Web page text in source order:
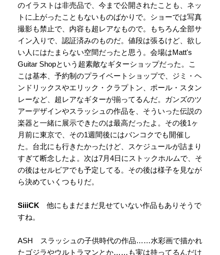
のイラストは非売品で、今まで公開されたことも、ネッ
トに上がったこともないものばかりで。ショーでは写真
撮影も禁止で、内容も超レアなもので。もちろん全部サ
イン入りで、認証済みのものだ。値段は張るけど、欲し
い人にはたまらない空間だったと思う。会場はMatt's
Guitar Shopという超素敵なギターショップだった。こ
こは基本、予約制のプライベートショップで、ジミ・ヘ
ンドリックスやエリック・クラプトン、ポール・スタン
レーなど、超レアなギターが揃ってるんだ。ガンズのツ
アーデザインやスラッシュの作品を、そういった伝説の
楽器と一緒に展示できたのは最高だったよ。その後1ヶ
月前に東京で、その1週間後にはバンコクでも開催し
た。台北にも行きたかったけど、スケジュールが詰まり
すぎて断念したよ。次は7月4日にストックホルムで、そ
の後はセルビアでも予定してる。その後は様子を見なが
ら決めていくつもりだ。
SiiiCK 他にもまだまだ見せていない作品もありそうで
すね。
ASH スラッシュの子供時代の作品……水彩画で描かれ
たゴジラやウルトラマンとか……も実は持ってるんだけ